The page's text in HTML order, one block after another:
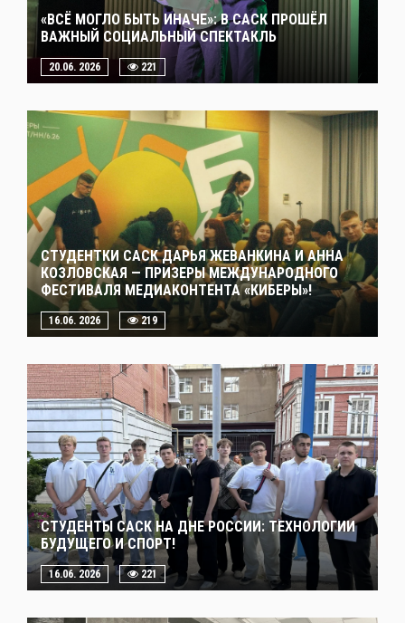
«ВСЁ МОГЛО БЫТЬ ИНАЧЕ»: В САСК ПРОШЁЛ
ВАЖНЫЙ СОЦИАЛЬНЫЙ СПЕКТАКЛЬ
20.06. 2026 221
СТУДЕНТКИ САСК ДАРЬЯ ЖЕВАНКИНА И АННА
КОЗЛОВСКАЯ — ПРИЗЕРЫ МЕЖДУНАРОДНОГО
ФЕСТИВАЛЯ МЕДИАКОНТЕНТА «КИБЕРЫ»!
16.06. 2026 219
СТУДЕНТЫ САСК НА ДНЕ РОССИИ: ТЕХНОЛОГИИ
БУДУЩЕГО И СПОРТ!
16.06. 2026 221